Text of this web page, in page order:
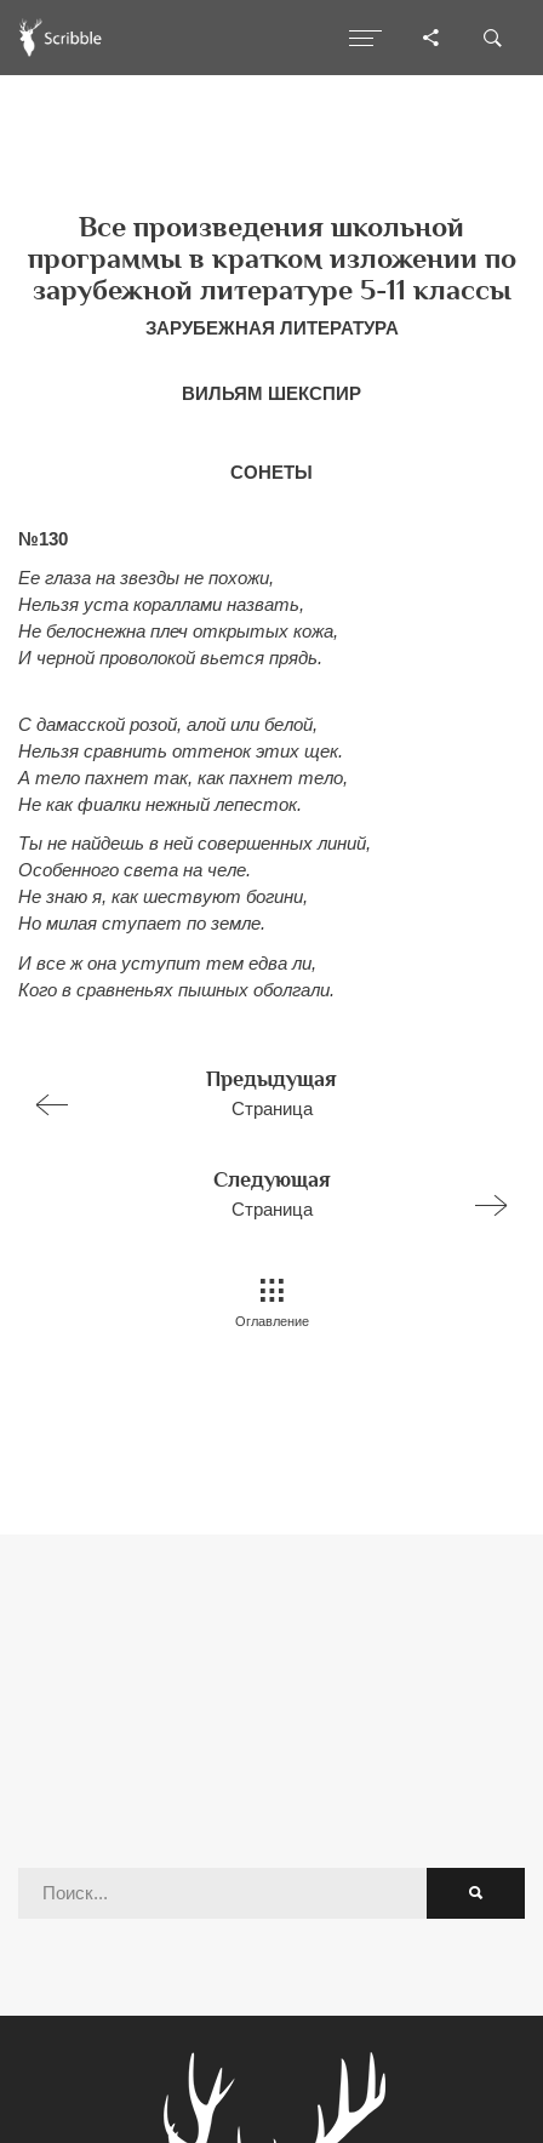
Все произведения школьной
программы в кратком изложении по
зарубежной литературе 5-11 классы
ЗАРУБЕЖНАЯ ЛИТЕРАТУРА
ВИЛЬЯМ ШЕКСПИР
СОНЕТЫ
№130
Ее глаза на звезды не похожи,
Нельзя уста кораллами назвать,
Не белоснежна плеч открытых кожа,
И черной проволокой вьется прядь.
С дамасской розой, алой или белой,
Нельзя сравнить оттенок этих щек.
А тело пахнет так, как пахнет тело,
Не как фиалки нежный лепесток.
Ты не найдешь в ней совершенных линий,
Особенного света на челе.
Не знаю я, как шествуют богини,
Но милая ступает по земле.
И все ж она уступит тем едва ли,
Кого в сравненьях пышных оболгали.
Предыдущая
Страница
Следующая
Страница
Оглавление